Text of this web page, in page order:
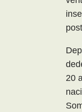
20